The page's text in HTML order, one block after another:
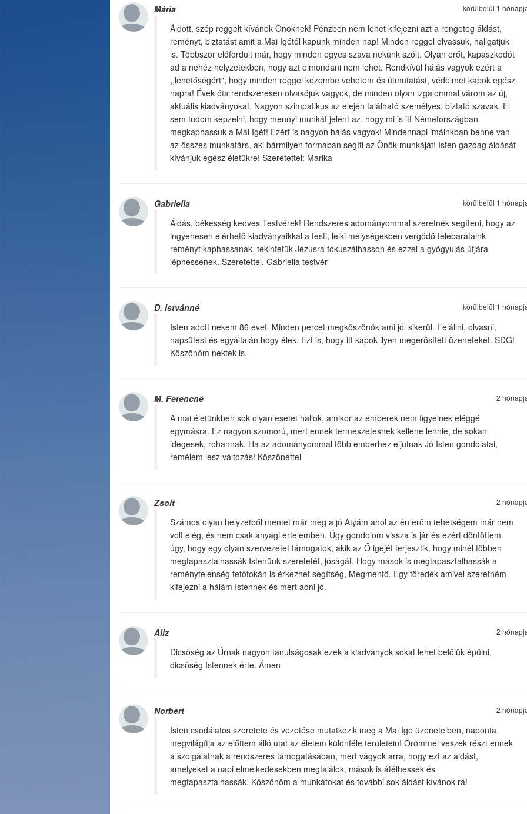
körülbelül 1
Mária
Áldott, szép reggelt kívánok Önöknek! Pénzben nem lehet kifejezni azt a rengeteg áldást,
reményt, biztatást amit a Mai Igétől kapunk minden nap! Minden reggel olvassuk, hallgatjuk
is. Többször előfordult már, hogy minden egyes szava nekünk szólt. Olyan erőt, kapaszkodót
ad a nehéz helyzetekben, hogy azt elmondani nem lehet. Rendkívül hálás vagyok ezért a
,,lehetőségért", hogy minden reggel kezembe vehetem és útmutatást, védelmet kapok egész
napra! Évek óta rendszeresen olvasójuk vagyok, de minden olyan izgalommal várom az új,
aktuális kiadványokat. Nagyon szimpatikus az elején található személyes, biztató szavak. El
sem tudom képzelni, hogy mennyi munkát jelent az, hogy mi is itt Németországban
megkaphassuk a Mai Igét! Ezért is nagyon hálás vagyok! Mindennapi imáinkban benne van
az összes munkatárs, aki bármilyen formában segíti az Önök munkáját! Isten gazdag áldását
kívánjuk egész életükre! Szeretettel: Marika
körülbelül 1
Gabriella
Áldás, békesség kedves Testvérek! Rendszeres adományommal szeretnék segíteni, hogy az
ingyenesen elérhető kiadványaikkal a testi, lelki mélységekben vergődő felebarátaink
reményt kaphassanak, tekintetük Jézusra fókuszálhasson és ezzel a gyógyulás útjára
léphessenek. Szeretettel, Gabriella testvér
körülbelül 1
D. Istvánné
Isten adott nekem 86 évet. Minden percet megköszönök ami jól sikerül. Felállni, olvasni,
napsütést és egyáltalán hogy élek. Ezt is, hogy itt kapok ilyen megerősített üzeneteket. SDG!
Köszönöm nektek is.
2
M. Ferencné
A mai életünkben sok olyan esetet hallok, amikor az emberek nem figyelnek eléggé
egymásra. Ez nagyon szomorú, mert ennek természetesnek kellene lennie, de sokan
idegesek, rohannak. Ha az adományommal több emberhez eljutnak Jó Isten gondolatai,
remélem lesz változás! Köszönettel
2
Zsolt
Számos olyan helyzetből mentet már meg a jó Atyám ahol az én erőm tehetségem már nem
volt elég, és nem csak anyagi értelemben. Úgy gondolom vissza is jár és ezért döntöttem
úgy, hogy egy olyan szervezetet támogatok, akik az Ő igéjét terjesztik, hogy minél többen
megtapasztalhassák Istenünk szeretetét, jóságát. Hogy mások is megtapasztalhassák a
reménytelenség tetőfokán is érkezhet segítség, Megmentő. Egy töredék amivel szeretném
kifejezni a hálám Istennek és mert adni jó.
2
Aliz
Dicsőség az Úrnak nagyon tanulságosak ezek a kiadványok sokat lehet belőlük épülni,
dicsőség Istennek érte. Ámen
2
Norbert
Isten csodálatos szeretete és vezetése mutatkozik meg a Mai Ige üzeneteiben, naponta
megvilágítja az előttem álló utat az életem különféle területein! Örömmel veszek részt ennek
a szolgálatnak a rendszeres támogatásában, mert vágyok arra, hogy ezt az áldást,
amelyeket a napi elmélkedésekben megtalálok, mások is átélhessék és
megtapasztalhassák. Köszönöm a munkátokat és további sok áldást kívánok rá!